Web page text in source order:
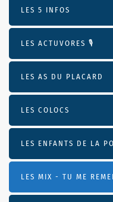
LES 5 INFOS
LES ACTUVORES 🎙
LES AS DU PLACARD
LES COLOCS
LES ENFANTS DE LA
LES MIX - TU ME